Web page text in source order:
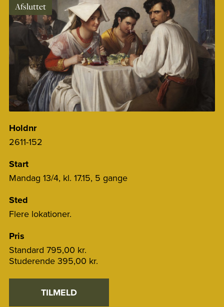
Afsluttet
Holdnr
2611-152
Start
Mandag 13/4, kl. 17.15, 5 gange
Sted
Flere lokationer.
Pris
Standard 795,00 kr.
Studerende 395,00 kr.
TILMELD